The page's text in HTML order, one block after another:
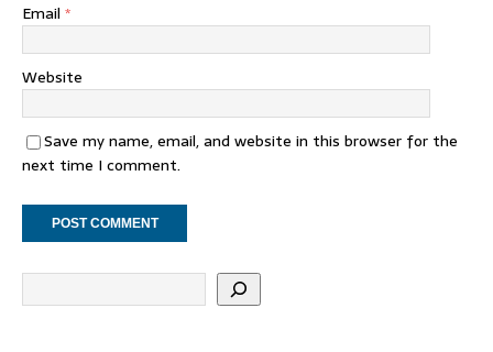
Email *
Website
Save my name, email, and website in this browser for the
next time I comment.